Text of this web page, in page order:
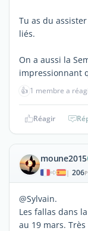
Tu as du
liés.
On a aussi la
impressionnant
👍 1 membre a
Réagir
moune2015
| 206
@Sylvain.
Les fallas dans
au 19 mars.